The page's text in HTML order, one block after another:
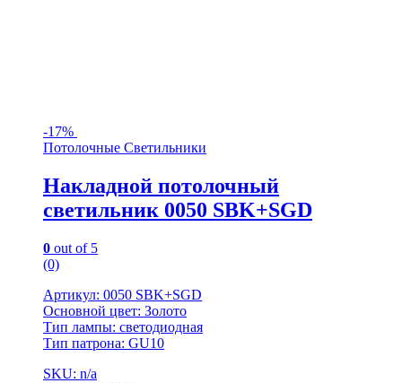
-17%
Потолочные Светильники
Накладной потолочный
светильник 0050 SBK+SGD
0 out of 5
(0)
Артикул: 0050 SBK+SGD
Основной цвет: Золото
Тип лампы: светодиодная
Тип патрона: GU10
SKU: n/a